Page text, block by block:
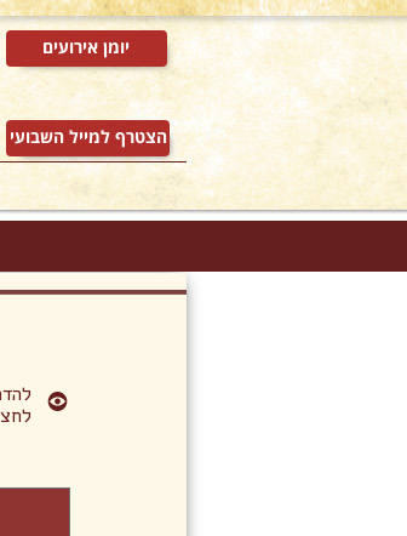
יומן אירועים
הצטרף למייל השבועי